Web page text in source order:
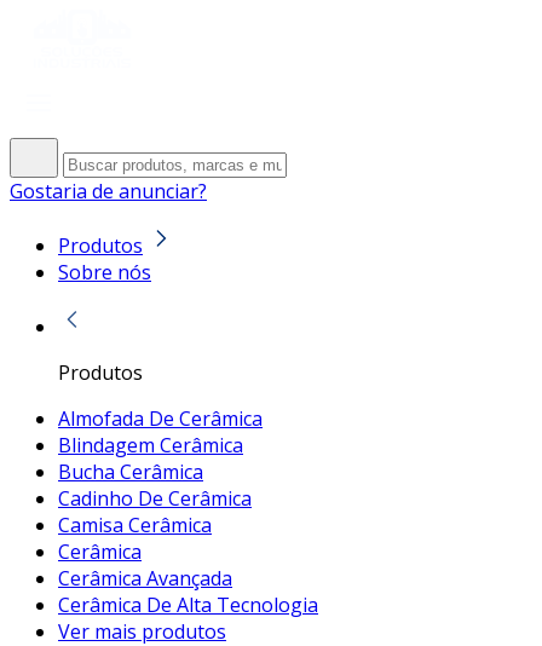
Gostaria de anunciar?
Produtos
Sobre nós
Produtos
Almofada De Cerâmica
Blindagem Cerâmica
Bucha Cerâmica
Cadinho De Cerâmica
Camisa Cerâmica
Cerâmica
Cerâmica Avançada
Cerâmica De Alta Tecnologia
Ver mais produtos